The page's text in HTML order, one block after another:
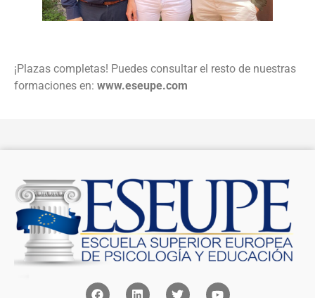
¡Plazas completas! Puedes consultar el resto de nuestras
formaciones en: www.eseupe.com